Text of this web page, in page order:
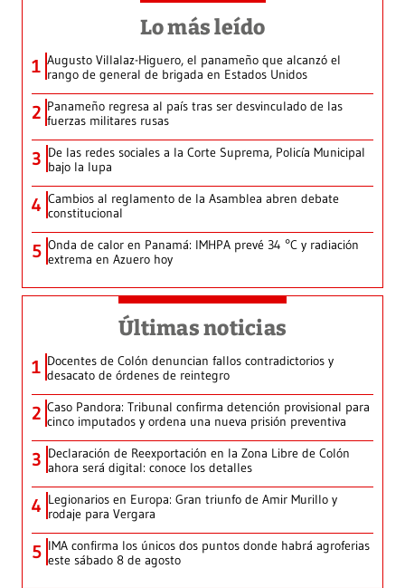
Lo más leído
1 Augusto Villalaz-Higuero, el panameño que alcanzó el
rango de general de brigada en Estados Unidos
2 Panameño regresa al país tras ser desvinculado de las
fuerzas militares rusas
3 De las redes sociales a la Corte Suprema, Policía Municipal
bajo la lupa
4 Cambios al reglamento de la Asamblea abren debate
constitucional
5 Onda de calor en Panamá: IMHPA prevé 34 °C y radiación
extrema en Azuero hoy
Últimas noticias
1 Docentes de Colón denuncian fallos contradictorios y
desacato de órdenes de reintegro
2 Caso Pandora: Tribunal confirma detención provisional para
cinco imputados y ordena una nueva prisión preventiva
3 Declaración de Reexportación en la Zona Libre de Colón
ahora será digital: conoce los detalles
4 Legionarios en Europa: Gran triunfo de Amir Murillo y
rodaje para Vergara
5 IMA confirma los únicos dos puntos donde habrá agroferias
este sábado 8 de agosto